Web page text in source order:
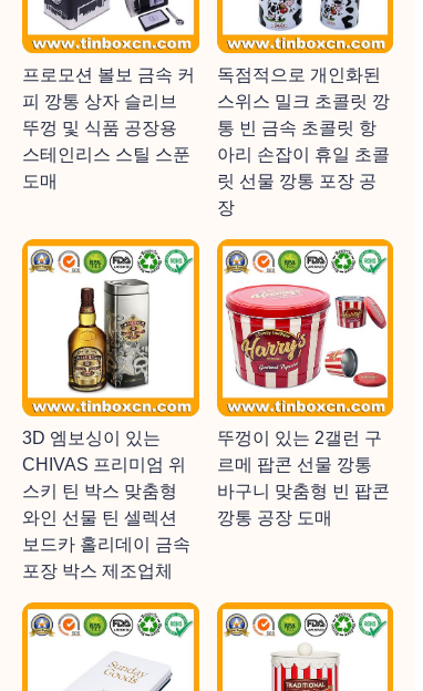
프로모션 볼보 금속 커
피 깡통 상자 슬리브
뚜껑 및 식품 공장용
스테인리스 스틸 스푼
도매
독점적으로 개인화된
스위스 밀크 초콜릿 깡
통 빈 금속 초콜릿 항
아리 손잡이 휴일 초콜
릿 선물 깡통 포장 공
장
3D 엠보싱이 있는
CHIVAS 프리미엄 위
스키 틴 박스 맞춤형
와인 선물 틴 셀렉션
보드카 홀리데이 금속
포장 박스 제조업체
뚜껑이 있는 2갤런 구
르메 팝콘 선물 깡통
바구니 맞춤형 빈 팝콘
깡통 공장 도매